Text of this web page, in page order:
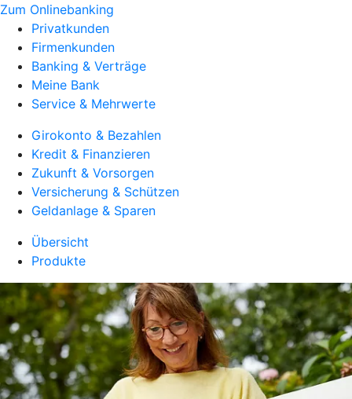
Zum Onlinebanking
Privatkunden
Firmenkunden
Banking & Verträge
Meine Bank
Service & Mehrwerte
Girokonto & Bezahlen
Kredit & Finanzieren
Zukunft & Vorsorgen
Versicherung & Schützen
Geldanlage & Sparen
Übersicht
Produkte